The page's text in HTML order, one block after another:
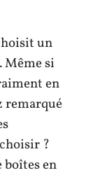
un
Même si
en
remarqué
?
en